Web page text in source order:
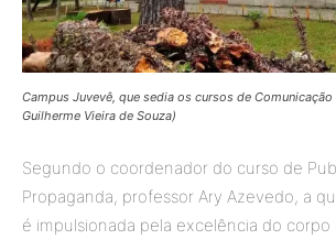
Campus Juvevê, que sedia os cursos de Comunicação
Guilherme Vieira de Souza)
Segundo o coordenador do curso de
Propaganda, professor Ary Azevedo, a
é impulsionada pela excelência do